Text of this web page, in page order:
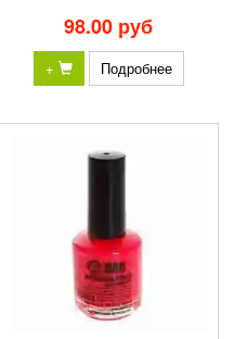
98.00 руб
+ Подробнее